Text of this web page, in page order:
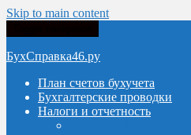
Skip to main content
БухСправка46.ру
План счетов бухучета
Бухгалтерские проводки
Налоги и отчетность